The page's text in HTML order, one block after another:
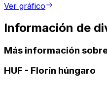
Ver gráfico
Información de
Más información sobre
HUF - Florín húngaro